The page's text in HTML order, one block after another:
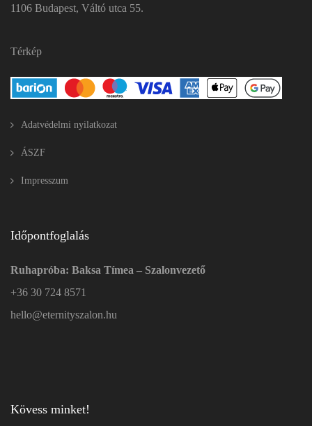
1106 Budapest, Váltó utca 55.
Térkép
Adatvédelmi nyilatkozat
ÁSZF
Impresszum
Időpontfoglalás
Ruhapróba: Baksa Tímea – Szalonvezető
+36 30 724 8571
hello@eternityszalon.hu
Kövess minket!